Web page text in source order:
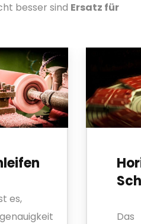
besser sind Ersatz für
es,
Das